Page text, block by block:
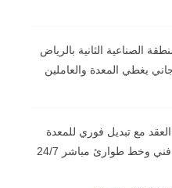
الصناعية الثانية بالرياض
يغطي المعدة والعاملين
مع تبديل فوري للمعدة
وخط طوارئ مباشر 24/7